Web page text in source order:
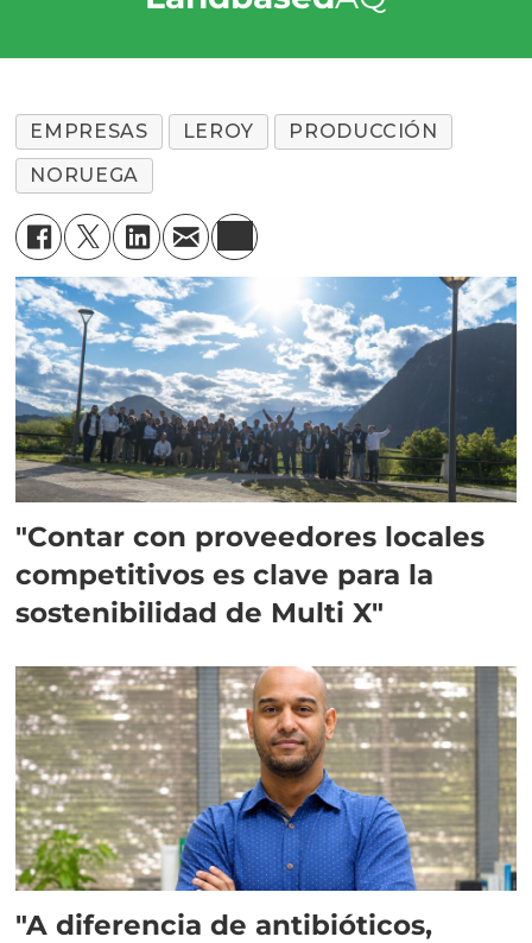
EMPRESAS LEROY
PRODUCCIÓN
NORUEGA
"Contar con proveedores locales
competitivos es clave para la
sostenibilidad de Multi X"
"A diferencia de antibióticos,